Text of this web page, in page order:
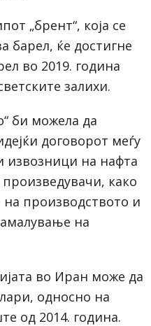
„брент“, која се
барел, ќе достигне
во 2019. година
залихи.
би можела да
договорот меѓу
извозници на нафта
како
на производството и
на
во Иран може да
односно на
од 2014. година.